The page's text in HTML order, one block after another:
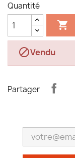
Quantité

Vendu
Partager